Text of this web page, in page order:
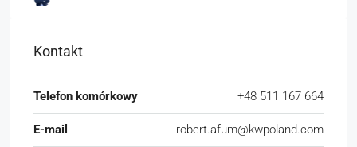
Kontakt
Telefon komórkowy +48 511 167 664
E-mail robert.afum@kwpoland.com